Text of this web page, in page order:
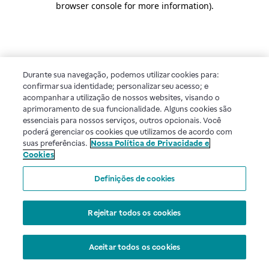
browser console for more information).
Durante sua navegação, podemos utilizar cookies para:
confirmar sua identidade; personalizar seu acesso; e
acompanhar a utilização de nossos websites, visando o
aprimoramento de sua funcionalidade. Alguns cookies são
essenciais para nossos serviços, outros opcionais. Você
poderá gerenciar os cookies que utilizamos de acordo com
suas preferências. Nossa Política de Privacidade e
Cookies
Definições de cookies
Rejeitar todos os cookies
Aceitar todos os cookies